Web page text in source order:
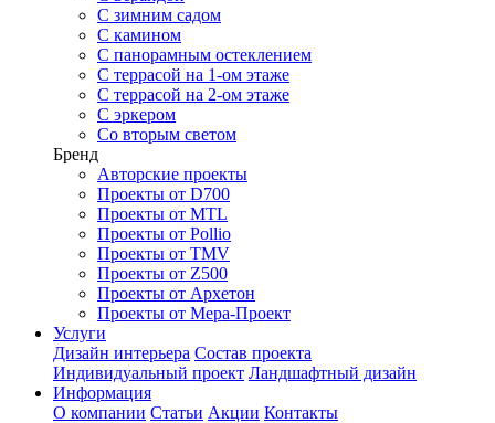
С зимним садом
С камином
С панорамным остеклением
С террасой на 1-ом этаже
С террасой на 2-ом этаже
С эркером
Со вторым светом
Бренд
Авторские проекты
Проекты от D700
Проекты от MTL
Проекты от Pollio
Проекты от TMV
Проекты от Z500
Проекты от Архетон
Проекты от Мера-Проект
Услуги
Дизайн интерьера Состав проекта
Индивидуальный проект Ландшафтный дизайн
Информация
О компании Статьи Акции Контакты